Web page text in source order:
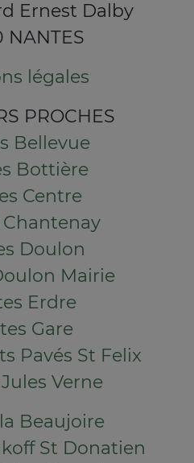
Ernest Dalby
légales
PROCHES
Bellevue
Bottière
Centre
Doulon
Mairie
Erdre
Gare
Pavés St Felix
Verne
Beaujoire
St Donatien